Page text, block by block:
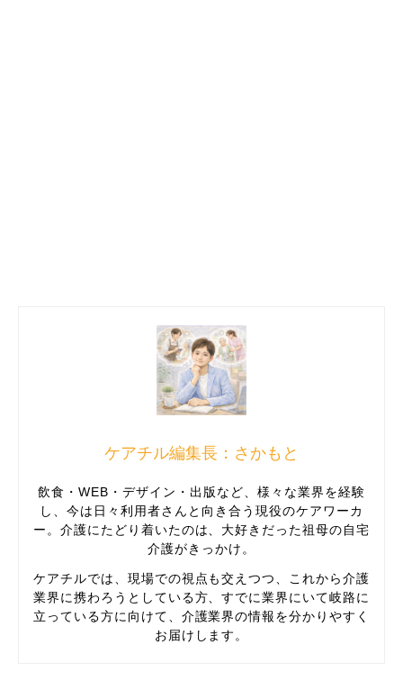
ケアチル編集長：さかもと
飲食・WEB・デザイン・出版など、様々な業界を経験
し、今は日々利用者さんと向き合う現役のケアワーカ
ー。介護にたどり着いたのは、大好きだった祖母の自宅
介護がきっかけ。
ケアチルでは、現場での視点も交えつつ、これから介護
業界に携わろうとしている方、すでに業界にいて岐路に
立っている方に向けて、介護業界の情報を分かりやすく
お届けします。